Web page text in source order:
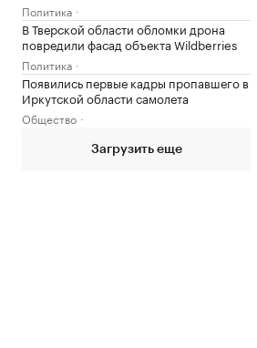
Политика
В Тверской области обломки дрона
повредили фасад объекта Wildberries
Политика
Появились первые кадры пропавшего в
Иркутской области самолета
Общество
Загрузить еще